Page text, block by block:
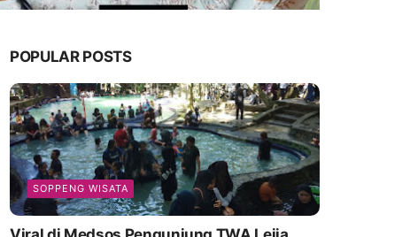
POPULAR POSTS
SOPPENG WISATA